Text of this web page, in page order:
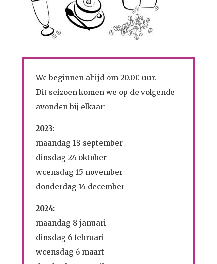
We beginnen altijd om 20.00 uur.
Dit seizoen komen we op de volgende
avonden bij elkaar:
2023:
maandag 18 september
dinsdag 24 oktober
woensdag 15 november
donderdag 14 december
2024:
maandag 8 januari
dinsdag 6 februari
woensdag 6 maart